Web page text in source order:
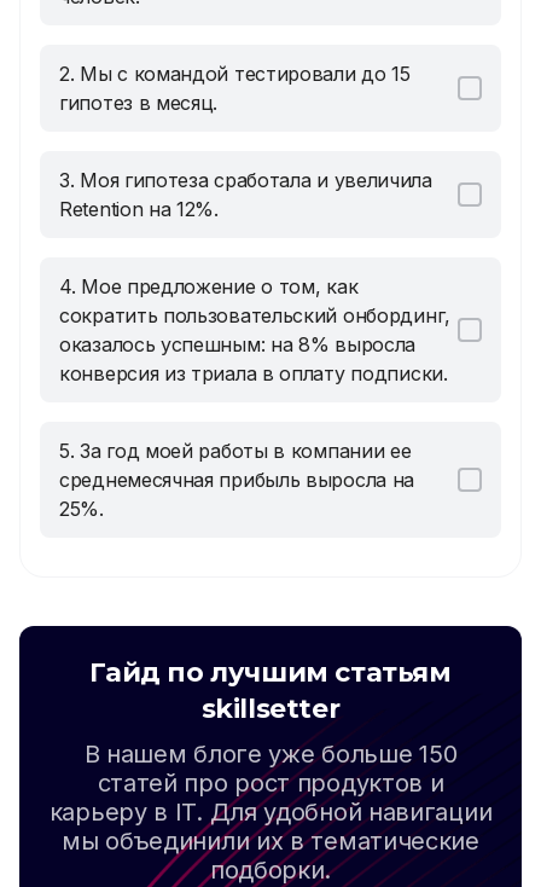
2. Мы с командой тестировали до 15
гипотез в месяц.
3. Моя гипотеза сработала и увеличила
Retention на 12%.
4. Мое предложение о том, как
сократить пользовательский онбординг,
оказалось успешным: на 8% выросла
конверсия из триала в оплату подписки.
5. За год моей работы в компании ее
среднемесячная прибыль выросла на
25%.
Гайд по лучшим статьям
skillsetter
В нашем блоге уже больше 150
статей про рост продуктов и
карьеру в IT. Для удобной навигации
мы объединили их в тематические
подборки.